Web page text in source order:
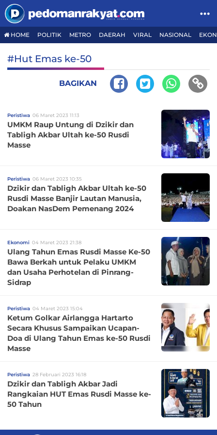
HOME POLITIK METRO DAERAH VIRAL NASIONAL
#Hut Emas ke-50
BAGIKAN
Peristiwa 06 Maret 2023 11:13
UMKM Raup Untung di Dzikir dan
Tabligh Akbar Ultah ke-50 Rusdi
Masse
Peristiwa 06 Maret 2023 10:35
Dzikir dan Tabligh Akbar Ultah ke-50
Rusdi Masse Banjir Lautan Manusia,
Doakan NasDem Pemenang 2024
Ekonomi 04 Maret 2023 21:38
Ulang Tahun Emas Rusdi Masse Ke-50
Bawa Berkah untuk Pelaku UMKM
dan Usaha Perhotelan di Pinrang-
Sidrap
Peristiwa 04 Maret 2023 15:04
Ketum Golkar Airlangga Hartarto
Secara Khusus Sampaikan Ucapan-
Doa di Ulang Tahun Emas ke-50 Rusdi
Masse
Peristiwa 28 Februari 2023 16:18
Dzikir dan Tabligh Akbar Jadi
Rangkaian HUT Emas Rusdi Masse ke-
50 Tahun